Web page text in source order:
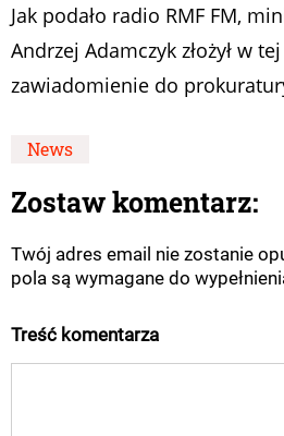
Jak podało radio RMF FM,
Andrzej Adamczyk złożył w
zawiadomienie do
News
Zostaw komentarz:
Twój adres email nie zostanie
pola są wymagane do
Treść komentarza